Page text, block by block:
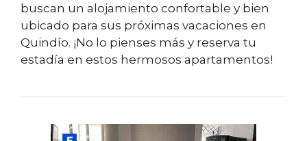
buscan un alojamiento confortable y bien
ubicado para sus próximas vacaciones en
Quindío. ¡No lo pienses más y reserva tu
estadía en estos hermosos apartamentos!